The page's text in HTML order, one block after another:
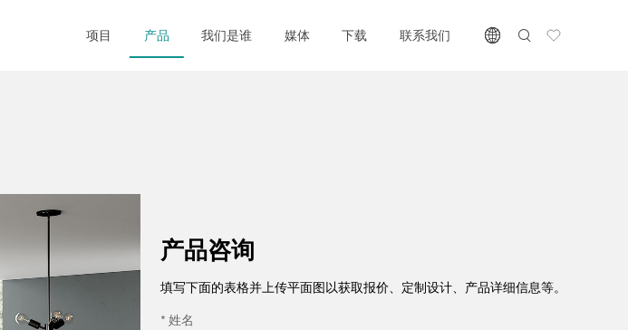
项目 产品 我们是谁 媒体 下载 联系我们
产品咨询
填写下面的表格并上传平面图以获取报价、定制设计、产品详细信息等。
* 姓名